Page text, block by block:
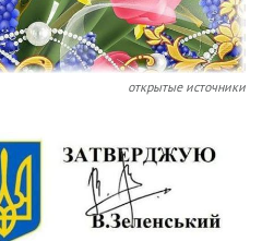
открытые источники